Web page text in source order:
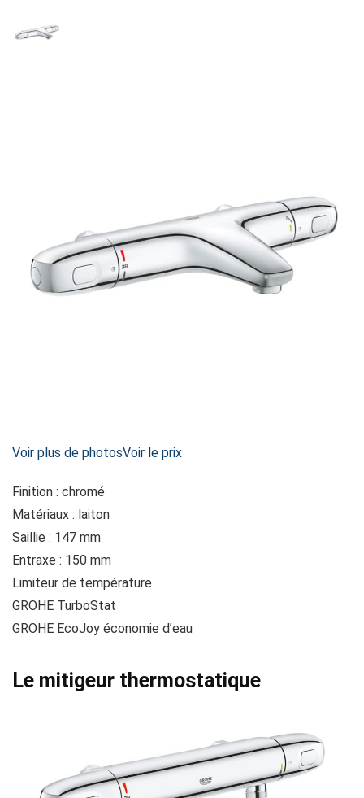
Voir plus de photosVoir le prix
Finition : chromé
Matériaux : laiton
Saillie : 147 mm
Entraxe : 150 mm
Limiteur de température
GROHE TurboStat
GROHE EcoJoy économie d’eau
Le mitigeur thermostatique